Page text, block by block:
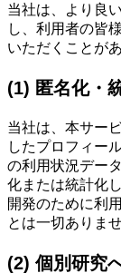
当社は、より良
し、利用者の皆
いただくことが
(1) 匿名化・
当社は、本サー
したプロフィー
の利用状況デー
化または統計化
開発のために利
とは一切ありませ
(2) 個別研究